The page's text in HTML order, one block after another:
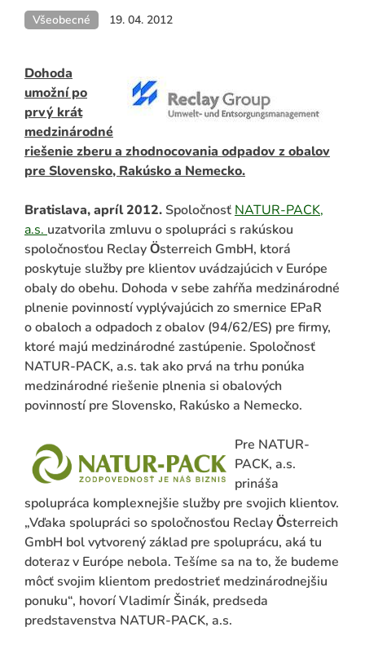
Všeobecné 19. 04. 2012
Dohoda
umožní po
prvý krát
medzinárodné
riešenie zberu a zhodnocovania odpadov z obalov
pre Slovensko, Rakúsko a Nemecko.
Bratislava, apríl 2012.Spoločnosť NATUR-PACK,
a.s. uzatvorila zmluvu o spolupráci s rakúskou
spoločnosťou Reclay Ӧsterreich GmbH, ktorá
poskytuje služby pre klientov uvádzajúcich v Európe
obaly do obehu. Dohoda v sebe zahŕňa medzinárodné
plnenie povinností vyplývajúcich zo smernice EPaR
o obaloch a odpadoch z obalov (94/62/ES) pre firmy,
ktoré majú medzinárodné zastúpenie. Spoločnosť
NATUR-PACK, a.s. tak ako prvá na trhu ponúka
medzinárodné riešenie plnenia si obalových
povinností pre Slovensko, Rakúsko a Nemecko.
Pre NATUR-
PACK, a.s.
prináša
spolupráca komplexnejšie služby pre svojich klientov.
„Vďaka spolupráci so spoločnosťou Reclay Ӧsterreich
GmbH bol vytvorený základ pre spoluprácu, aká tu
doteraz v Európe nebola. Tešíme sa na to, že budeme
môcť svojim klientom predostrieť medzinárodnejšiu
ponuku“, hovorí Vladimír Šinák, predseda
predstavenstva NATUR-PACK, a.s.